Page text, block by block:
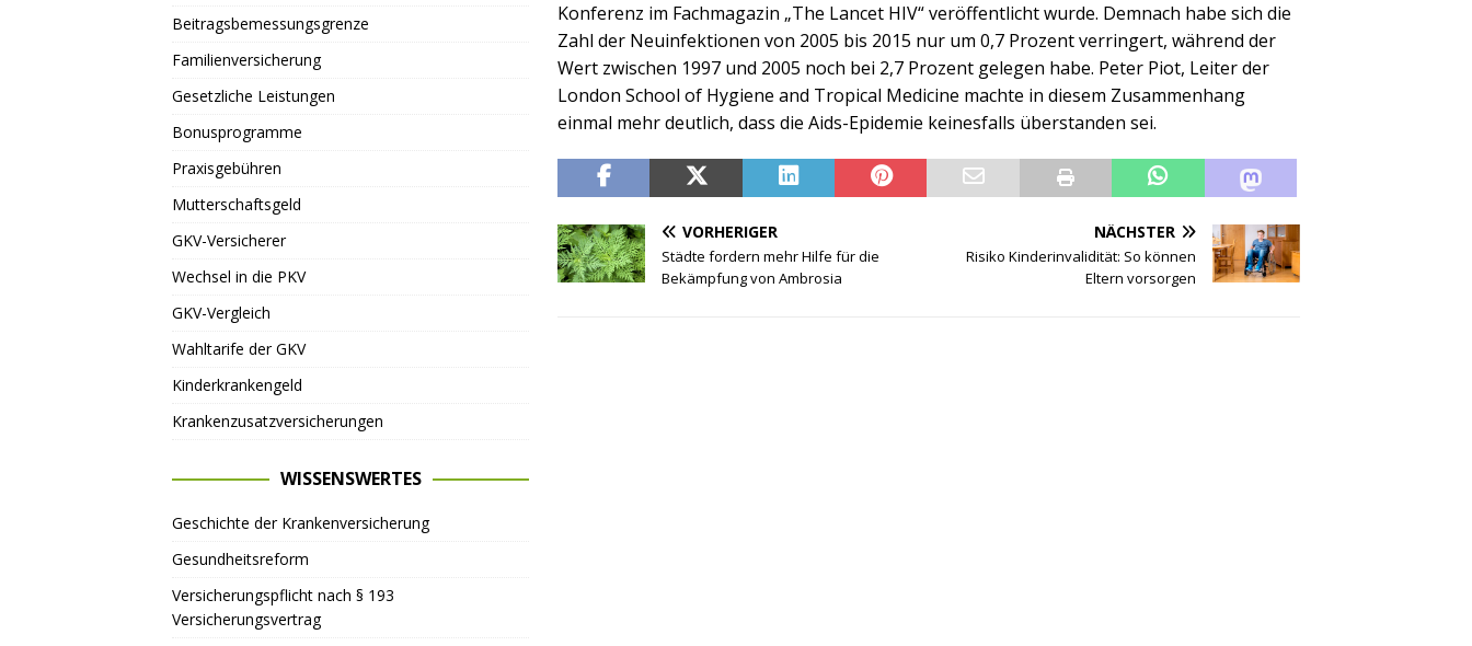
Konferenz im Fachmagazin „The Lancet HIV“ veröffentlicht wurde. Demnach habe sich die
Zahl der Neuinfektionen von 2005 bis 2015 nur um 0,7 Prozent verringert, während der
Wert zwischen 1997 und 2005 noch bei 2,7 Prozent gelegen habe. Peter Piot, Leiter der
London School of Hygiene and Tropical Medicine machte in diesem Zusammenhang
einmal mehr deutlich, dass die Aids-Epidemie keinesfalls überstanden sei.
VORHERIGER
Städte fordern mehr Hilfe für die
Bekämpfung von Ambrosia
NÄCHSTER
Risiko Kinderinvalidität: So können
Eltern vorsorgen
Beitragsbemessungsgrenze
Familienversicherung
Gesetzliche Leistungen
Bonusprogramme
Praxisgebühren
Mutterschaftsgeld
GKV-Versicherer
Wechsel in die PKV
GKV-Vergleich
Wahltarife der GKV
Kinderkrankengeld
Krankenzusatzversicherungen
WISSENSWERTES
Geschichte der Krankenversicherung
Gesundheitsreform
Versicherungspflicht nach § 193
Versicherungsvertrag